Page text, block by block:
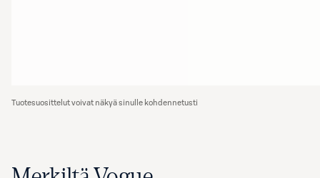
Tuotesuosittelut voivat näkyä sinulle kohdennetusti